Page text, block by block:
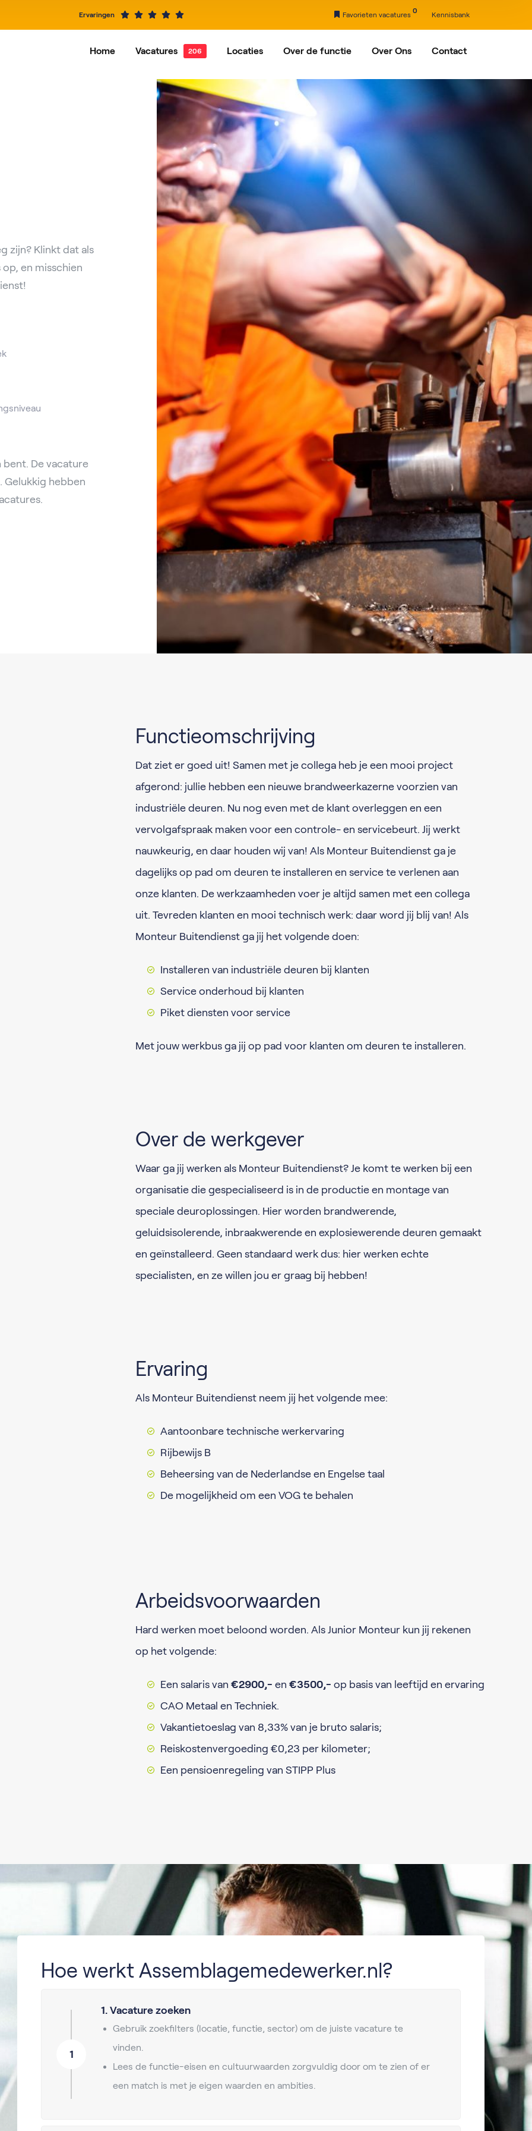
Ervaringen Favorieten vacatures
0
Kennisbank
Home Vacatures
Vacatures per functie
Locaties
Dordrecht Hardinxveld-Giessendam
Alblasserdam Barendrecht
IJsselstein Rotterdam
Roosendaal Nieuwegein
Over de functie Over Ons
Ons verhaal
Contact
zijn? Klinkt dat als
en misschien
De vacature
Gelukkig hebben
Functieomschrijving
Dat ziet er goed uit! Samen met je collega heb je een mooi project
afgerond: jullie hebben een nieuwe brandweerkazerne voorzien van
industriële deuren. Nu nog even met de klant overleggen en een
vervolgafspraak maken voor een controle- en servicebeurt. Jij werkt
nauwkeurig, en daar houden wij van! Als Monteur Buitendienst ga je
dagelijks op pad om deuren te installeren en service te verlenen aan
onze klanten. De werkzaamheden voer je altijd samen met een collega
uit. Tevreden klanten en mooi technisch werk: daar word jij blij van! Als
Monteur Buitendienst ga jij het volgende doen:
Installeren van industriële deuren bij klanten
Service onderhoud bij klanten
Piket diensten voor service
Met jouw werkbus ga jij op pad voor klanten om deuren te installeren.
Over de werkgever
Waar ga jij werken als Monteur Buitendienst? Je komt te werken bij een
organisatie die gespecialiseerd is in de productie en montage van
speciale deuroplossingen. Hier worden brandwerende,
geluidsisolerende, inbraakwerende en explosiewerende deuren gemaakt
en geïnstalleerd. Geen standaard werk dus: hier werken echte
specialisten, en ze willen jou er graag bij hebben!
Ervaring
Als Monteur Buitendienst neem jij het volgende mee:
Aantoonbare technische werkervaring
Rijbewijs B
Beheersing van de Nederlandse en Engelse taal
De mogelijkheid om een VOG te behalen
Arbeidsvoorwaarden
Hard werken moet beloond worden. Als Junior Monteur kun jij rekenen
op het volgende:
Een salaris van €2900,- en €3500,- op basis van leeftijd en ervaring
CAO Metaal en Techniek.
Vakantietoeslag van 8,33% van je bruto salaris;
Reiskostenvergoeding €0,23 per kilometer;
Een pensioenregeling van STIPP Plus
Hoe werkt Assemblagemedewerker.nl?
1
1. Vacature zoeken
Gebruik zoekfilters (locatie, functie, sector) om de juiste vacature te
vinden.
Lees de functie-eisen en cultuurwaarden zorgvuldig door om te zien of er
een match is met je eigen waarden en ambities.